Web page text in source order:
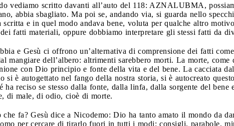
vediamo scritto davanti all’auto del 118: AZNALUBMA,
abbia sbagliato. Ma poi se, andando via, si guarda nello
scritta e in quel modo andava bene, voluta per qualche altro
fatti materiali, oppure dobbiamo interpretare gli stessi fatti da
e Gesù ci offrono un’alternativa di comprensione dei fatti
mangiare dell’albero: altrimenti sarebbero morti. La morte,
con Dio principio e fonte della vita e del bene. La cacciata
si è autogettato nel fango della nostra storia, si è autocreato
ha reciso se stesso dalla fonte, dalla linfa, dalla sorgente del
di male, di odio, cioè di morte.
fa? Gesù dice a Nicodemo: Dio ha tanto amato il mondo da
per cercare di tirarlo fuori in tutti i modi: consigli, parabole,